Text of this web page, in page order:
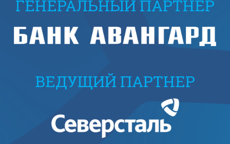
ГЕНЕРАЛЬНЫЙ ПАРТНЕР
ВЕДУЩИЙ ПАРТНЕР